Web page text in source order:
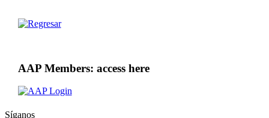
AAP Members: access here
Síganos